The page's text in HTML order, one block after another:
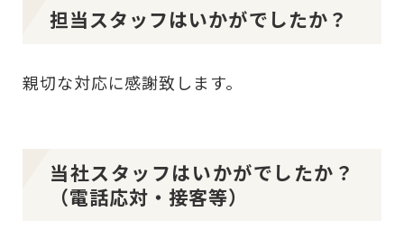
担当スタッフはいかがでしたか？
親切な対応に感謝致します。
当社スタッフはいかがでしたか？
（電話応対・接客等）